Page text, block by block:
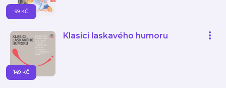
99 KČ
Klasici laskavého humoru
149 KČ